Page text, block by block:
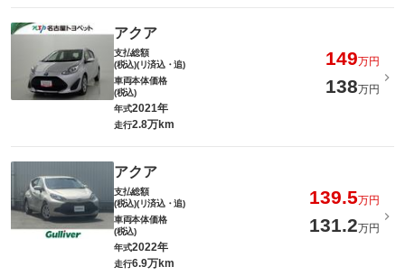
アクア
支払総額
(税込)(リ済込・追)
149万円
車両本体価格
(税込)
138万円
年式2021年
走行2.8万km
アクア
支払総額
(税込)(リ済込・追)
139.5万円
車両本体価格
(税込)
131.2万円
年式2022年
走行6.9万km